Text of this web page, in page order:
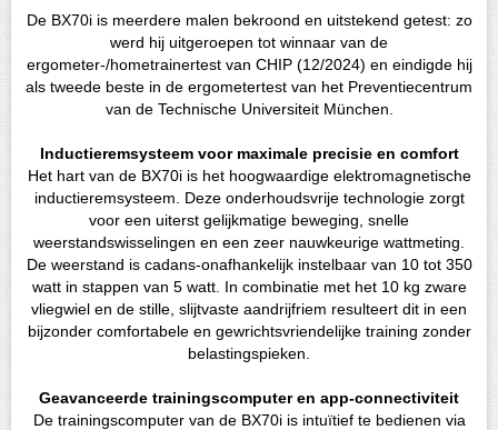
De BX70i is meerdere malen bekroond en uitstekend getest: zo
werd hij uitgeroepen tot winnaar van de
ergometer-/hometrainertest van CHIP (12/2024) en eindigde hij
als tweede beste in de ergometertest van het Preventiecentrum
van de Technische Universiteit München.
Inductieremsysteem voor maximale precisie en comfort
Het hart van de BX70i is het hoogwaardige elektromagnetische
inductieremsysteem. Deze onderhoudsvrije technologie zorgt
voor een uiterst gelijkmatige beweging, snelle
weerstandswisselingen en een zeer nauwkeurige wattmeting.
De weerstand is cadans-onafhankelijk instelbaar van 10 tot 350
watt in stappen van 5 watt. In combinatie met het 10 kg zware
vliegwiel en de stille, slijtvaste aandrijfriem resulteert dit in een
bijzonder comfortabele en gewrichtsvriendelijke training zonder
belastingspieken.
Geavanceerde trainingscomputer en app-connectiviteit
De trainingscomputer van de BX70i is intuïtief te bedienen via